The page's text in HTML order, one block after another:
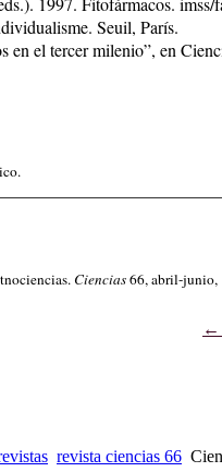
Seuil, París.
en el tercer milenio”, en
Ciencias66, abril-junio,
revista ciencias 66